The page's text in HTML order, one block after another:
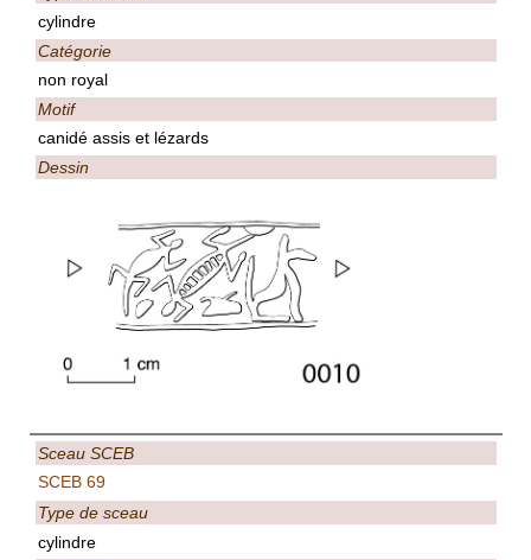
cylindre
Catégorie
non royal
Motif
canidé assis et lézards
Dessin
Sceau SCEB
SCEB 69
Type de sceau
cylindre